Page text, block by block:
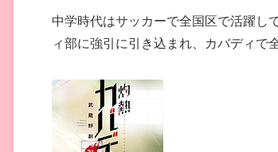
中学時代はサッカーで全国区で活躍し
ィ部に強引に引き込まれ、カバディで